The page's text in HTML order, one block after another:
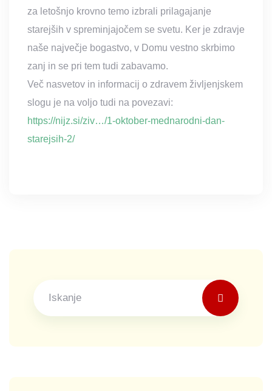
za letošnjo krovno temo izbrali prilagajanje
starejših v spreminjajočem se svetu. Ker je zdravje
naše največje bogastvo, v Domu vestno skrbimo
zanj in se pri tem tudi zabavamo.
Več nasvetov in informacij o zdravem življenjskem
slogu je na voljo tudi na povezavi:
https://nijz.si/ziv…/1-oktober-mednarodni-dan-
starejsih-2/